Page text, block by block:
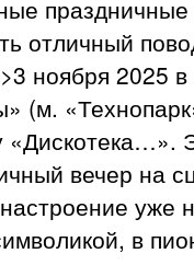
отличный
ноября 2025
(м.
вечер на
уже
в